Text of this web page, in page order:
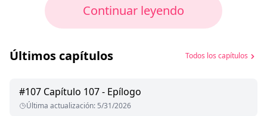
Continuar leyendo
Últimos capítulos Todos los capítulos
#107 Capítulo 107 - Epílogo
Última actualización: 5/31/2026